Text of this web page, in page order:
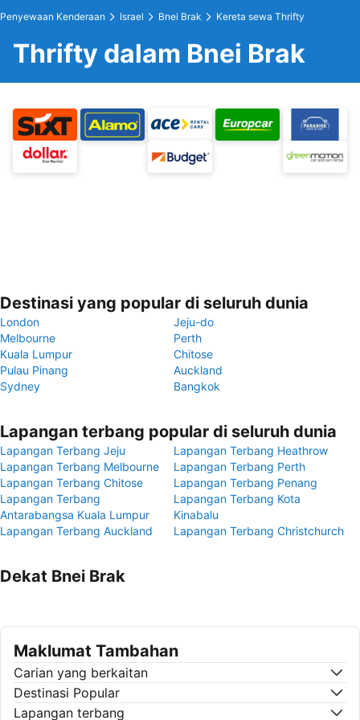
Penyewaan Kenderaan Israel Bnei Brak Kereta sewa Thrifty
Thrifty dalam Bnei Brak
Destinasi yang popular di seluruh dunia
London
Jeju-do
Melbourne
Perth
Kuala Lumpur
Chitose
Pulau Pinang
Auckland
Sydney
Bangkok
Lapangan terbang popular di seluruh dunia
Lapangan Terbang Jeju
Lapangan Terbang Heathrow
Lapangan Terbang Melbourne
Lapangan Terbang Perth
Lapangan Terbang Chitose
Lapangan Terbang Penang
Lapangan Terbang
Antarabangsa Kuala Lumpur
Lapangan Terbang Kota
Kinabalu
Lapangan Terbang Auckland
Lapangan Terbang Christchurch
Dekat Bnei Brak
Maklumat Tambahan
Carian yang berkaitan
Destinasi Popular
Lapangan terbang